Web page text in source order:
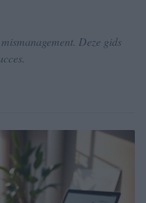
Deze gids